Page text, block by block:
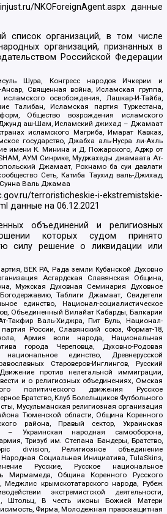
NKOForeignAgent.aspxданные
список организаций, в том числе
организаций, признанных в
Российской Федерации
Шура, Конгресс народов Ичкерии и
Ансар, Священная война, Исламская группа,
исламского освобождения, Лашкар-И-Тайба,
Талибан, Исламская партия Туркестана,
Общество возрождения исламского
Джунд аш-Шам, Исламский джихад – Джамаат
исламского Магриба, Имарат Кавказ,
государство, Джабха аль-Нусра ли-Ахль
имени К. Минина и Д. Пожарского, Аджр от
АУМ Синрике, Муджахеды джамаата Ат-
Джамаат, Рохнамо ба суи давлати
Сеть, Катиба Таухид валь-Джихад,
Валь Джамаа
terroristicheskie-i-ekstremistskie-
данные на06.12.2021
объединений и религиозных
которых судом принято
силу решение о ликвидации или
ВЕК РА, Рада земли Кубанской Духовно
Асгардская Славянская Община,
Мужская Духовная Семинария Духовное
Таблиги Джамаат, Свидетели
единство, Национал-социалистическое
Объединенный Вилайат Кабарды, Балкарии
Такфир Валь-Хиджра, Пит Буль, Национал-
России, Славянский союз, Формат-18,
Армия воли народа, Национальная
города Череповца, Духовно-Родовая
единство, Древнерусской
Староверов-Инглингов, Русский
против нелегальной иммиграции,
и о религиозных объединениях, Омская
политического движения Русское
Братство, Клуб Болельщиков Футбольного
Мусульманская религиозная организация
Тюменской области, Община Коренного
района, Правый сектор, Украинская
– Украинская народная самооборона,
Тризуб им. Степана Бандеры, Братство,
division, Религиозное объединение
Социальная Инициатива, TulaSkins,
Русские, Русское национальное
Мирмамеда, Община Коренного Русского
крымскотатарского народа, Рубеж
экстремистской деятельности,
Штольц, В честь иконы Божией Матери
Фирма, Молодежная правозащитная